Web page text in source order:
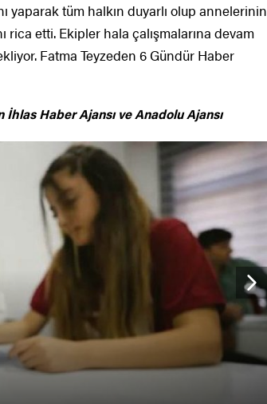
yaparak tüm halkın duyarlı olup annelerinin
rica etti. Ekipler hala çalışmalarına devam
Fatma Teyzeden 6 Gündür Haber
İhlas Haber Ajansı ve Anadolu Ajansı